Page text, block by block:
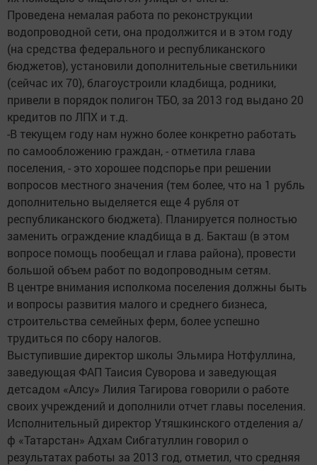
Проведена немалая работа по реконструкции
водопроводной сети, она продолжится и в этом году
(на средства федерального и республиканского
бюджетов), установили дополнительные светильники
(сейчас их 70), благоустроили кладбища, родники,
привели в порядок полигон ТБО, за 2013 год выдано 20
кредитов по ЛПХ и т.д.
-В текущем году нам нужно более конкретно работать
по самообложению граждан, - отметила глава
поселения, - это хорошее подспорье при решении
вопросов местного значения (тем более, что на 1 рубль
дополнительно выделяется еще 4 рубля от
республиканского бюджета). Планируется полностью
заменить ограждение кладбища в д. Бакташ (в этом
вопросе помощь пообещал и глава района), провести
большой объем работ по водопроводным сетям.
В центре внимания исполкома поселения должны быть
и вопросы развития малого и среднего бизнеса,
строительства семейных ферм, более успешно
трудиться по сбору налогов.
Выступившие директор школы Эльмира Нотфуллина,
заведующая ФАП Таисия Суворова и заведующая
детсадом «Алсу» Лилия Тагирова говорили о работе
своих учреждений и дополнили отчет главы поселения.
Исполнительный директор Утяшкинского отделения а/
ф «Татарстан» Адхам Сибгатуллин говорил о
результатах работы за 2013 год, отметил, что средняя